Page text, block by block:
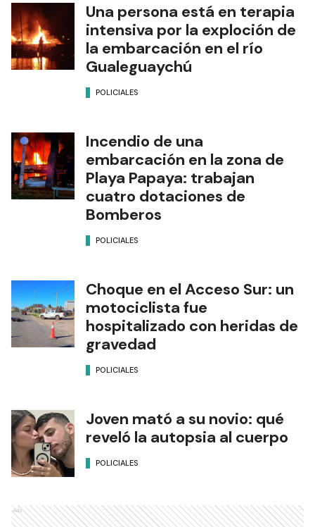
Una persona está en terapia
intensiva por la exploción de
la embarcación en el río
Gualeguaychú
POLICIALES
Incendio de una
embarcación en la zona de
Playa Papaya: trabajan
cuatro dotaciones de
Bomberos
POLICIALES
Choque en el Acceso Sur: un
motociclista fue
hospitalizado con heridas de
gravedad
POLICIALES
Joven mató a su novio: qué
reveló la autopsia al cuerpo
POLICIALES
Ads